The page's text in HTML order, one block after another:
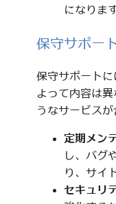
になりま
保守サポー
保守サポート
よって内容は
うなサービスが
定期メン
し、バグ
り、サイ
セキュリ